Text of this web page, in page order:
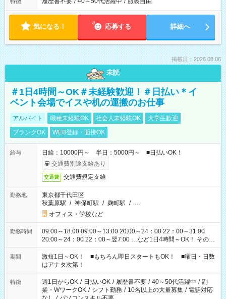
気になる！ 応募する 詳細へ
掲載日：2026.08.06
未読
＃1日4時間～OK＃未経験歓迎！＃日払い＊イ
ベント会場でイスや机の運搬のお仕事
アルバイト 職種未経験OK 社会人未経験OK
大学生歓迎
ブランクOK
WEB登録・面接OK
給与
日給：10000円～ 半日：5000円～ ■日払いOK！
交通費別途支給あり
交通費 交通費規定支給
勤務地
東京都千代田区
秋葉原駅 / 神保町駅 / 麹町駅 / …
オフィス・学校など
勤務時間
09:00～18:00 09:00～13:00 20:00～24：00 22：00～31:00
20:00～24：00 22：00～翌7:00 …など1日4時間～OK！ その他
シフトもございます！ お気軽にご相談ください！
期間
激短1日～OK！ ■もちろん即日スタートもOK！ ■曜日・日数
はアナタ次第！
特徴 週1日からOK / 日払いOK / 履歴書不要 / 40～50代活躍中 / 副
業・WワークOK / シフト勤務 / 10名以上の大量募集 / 電話対応